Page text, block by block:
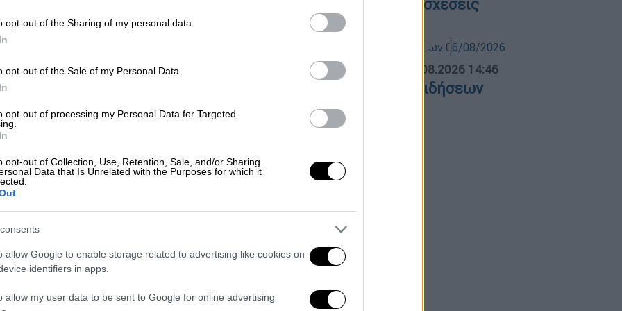
opt-out of the Sharing of my personal data.
opt-out of the Sale of my Personal Data.
opt-out of processing my Personal Data for Targeted
opt-out of Collection, Use, Retention, Sale, and/or Sharing
Data that Is Unrelated with the Purposes for which it
allow Google to enable storage related to advertising like cookies on
identifiers in apps.
allow my user data to be sent to Google for online advertising
Μαρίνα Αγαθαγγελίδου στο
έμαθε να κάνω υπομονή, δεν είναι
η Μαρίνα Αγαθαγγελίδου μιλάει στο
νέα γενιά αναγνωστών
Πολιτική|15.02.2026 09:00
Η γεωστρατηγική «έκπληξη» της
ελληνοτουρκικές σχέσεις
ΑΘΛΗΤΙΚΟ ΔΕΛΤΙΟ 06.08.2026 14:46
Αθλητικό δελτίο ειδήσεων
06/08/2026